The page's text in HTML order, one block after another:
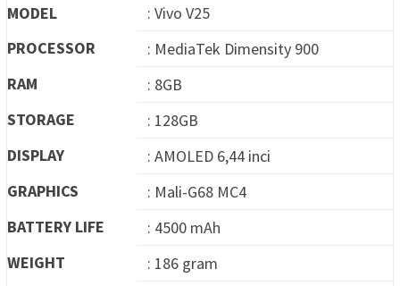
MODEL
: Vivo V25
PROCESSOR
: MediaTek Dimensity 900
RAM
: 8GB
STORAGE
: 128GB
DISPLAY
: AMOLED 6,44 inci
GRAPHICS
: Mali-G68 MC4
BATTERY LIFE
: 4500 mAh
WEIGHT
: 186 gram